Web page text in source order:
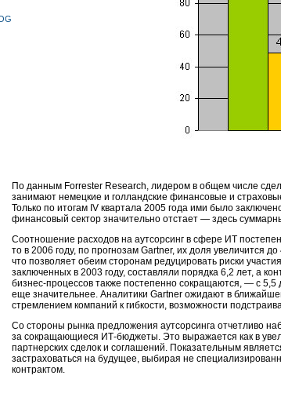
По данным Forrester Research, лидером в общем числе
занимают немецкие и голландские финансовые и
Только по итогам IV квартала 2005 года ими было
финансовый сектор значительно отстает — здесь
Соотношение расходов на аутсорсинг в сфере ИТ
то в 2006 году, по прогнозам Gartner, их доля увеличится
что позволяет обеим сторонам редуцировать риски
заключенных в 2003 году, составляли порядка 6,2 лет, а
бизнес-процессов также постепенно сокращаются, — с 5,5
еще значительнее. Аналитики Gartner ожидают в
стремлением компаний к гибкости, возможности
Со стороны рынка предложения аутсорсинга отчетливо
за сокращающиеся ИТ-бюджеты. Это выражается как в
партнерских сделок и соглашений. Показательным
застраховаться на будущее, выбирая не
контрактом.